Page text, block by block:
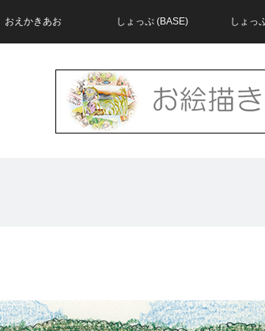
おえかきあお しょっぷ (BASE) しょっ